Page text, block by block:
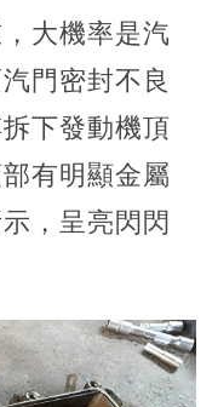
大機率是汽
門密封不良
下發動機頂
有明顯金屬
，呈亮閃閃